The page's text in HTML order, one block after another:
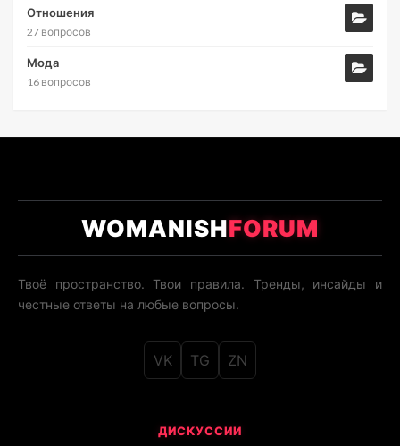
Отношения
27 вопросов
Мода
16 вопросов
WOMANISHFORUM
Твоё пространство. Твои правила. Тренды, инсайды и
честные ответы на любые вопросы.
VK TG ZN
ДИСКУССИИ